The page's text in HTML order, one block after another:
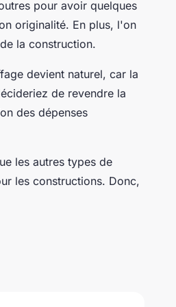
pour avoir quelques
originalité. En plus, l'on
la construction.
devient naturel, car la
de revendre la
des dépenses
les autres types de
les constructions. Donc,